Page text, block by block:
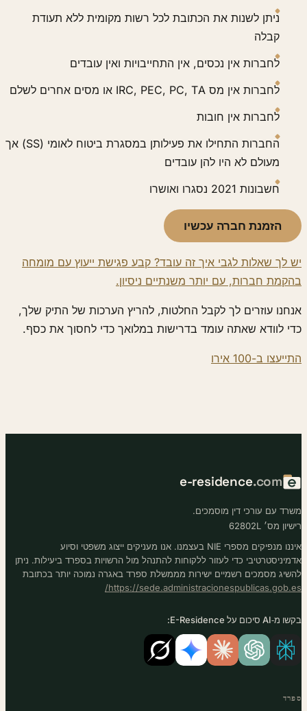
ניתן לשנות את הכתובת לכל רשות מקומית ללא תעודת
קבלה
לחברות אין נכסים, אין התחייבויות ואין עובדים
לחברות אין מס IRC, PEC, PC, TA או מסים אחרים לשלם
לחברות אין חובות
החברות התחילו את פעילותן במסגרת ביטוח לאומי (SS) אך
מעולם לא היו להן עובדים
חשבונות 2021 נסגרו ואושרו
הזמנת חברה עכשיו
יש לך שאלות לגבי איך זה עובד? קבע פגישת ייעוץ עם מומחה
בהקמת חברות, עם יותר משנתיים ניסיון.
אנחנו עוזרים לך לקבל החלטות, להריץ הערכות של התיק שלך,
כדי לוודא שאתה עומד בדרישות במלואך כדי לחסוך את כסף.
התייעצו ב-100 אירו
e-residence.com
משרד עם עורכי דין מוסמכים.
רישיון מס׳ 62802L
איננו מנפיקים מספרי NIE בעצמנו. אנו מעניקים ייצוג משפטי וסיוע
אדמיניסטרטיבי כדי לעזור ללקוחות להתנהל מול הרשויות בספרד ביעילות. ניתן
להשיג מסמכים רשמיים ישירות מממשלת ספרד באגרה נמוכה יותר בכתובת
https://sede.administracionespublicas.gob.es/
בקשו מ‑AI סיכום על E-Residence:
ספרד